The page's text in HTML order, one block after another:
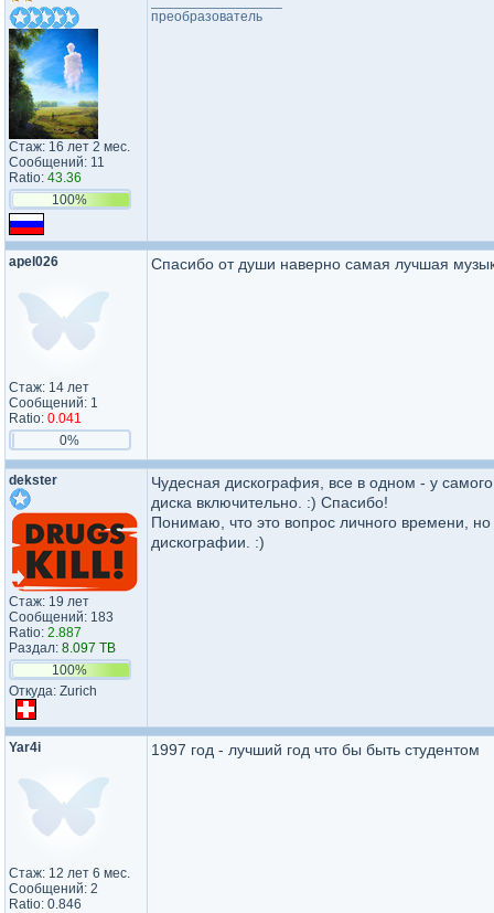
Стаж: 16 лет 2 мес.
Сообщений: 11
Ratio: 43.36
100%
преобразователь
apel026
Стаж: 14 лет
Сообщений: 1
Ratio: 0.041
0%
Спасибо от души наверно самая лучшая
dekster
Стаж: 19 лет
Сообщений: 183
Ratio: 2.887
Раздал: 8.097 TB
100%
Откуда: Zurich
Чудесная дискография, все в одном - у
диска включительно. :) Спасибо!
Понимаю, что это вопрос личного времени,
дискографии. :)
Yar4i
Стаж: 12 лет 6 мес.
Сообщений: 2
Ratio: 0.846
1997 год - лучший год что бы быть студентом